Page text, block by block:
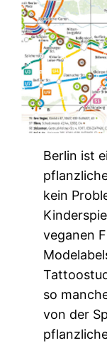
Berlin ist
kein
veganen
so
von der